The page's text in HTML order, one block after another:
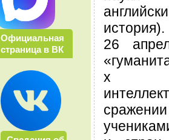
Официальная
страница в ВК
история).
26
х